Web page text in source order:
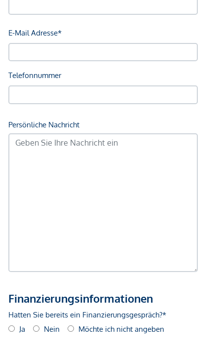
*Der Vertrag kommt nicht mit der INFINA Credit Broker
Immobilienunternehmen angeboten. Allfällige aus dem
Vertragsabschluss resultierende Rechte sind ausschließlich
gegenüber dem anbietenden Immobilienunternehmen
unverbindliche Vorabinformationen sind und daher ohne
Gewähr erfolgen. Der Vermittler ist als Doppelmakler tätig.